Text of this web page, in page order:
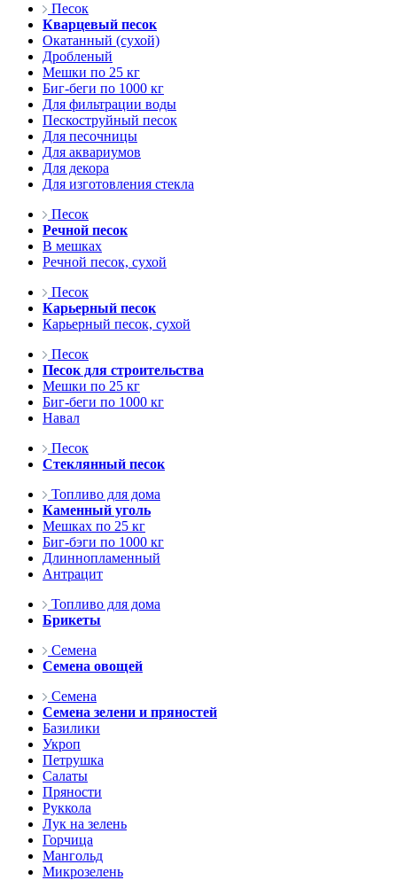
Песок
Кварцевый песок
Окатанный (сухой)
Дробленый
Мешки по 25 кг
Биг-беги по 1000 кг
Для фильтрации воды
Пескоструйный песок
Для песочницы
Для аквариумов
Для декора
Для изготовления стекла
Песок
Речной песок
В мешках
Речной песок, сухой
Песок
Карьерный песок
Карьерный песок, сухой
Песок
Песок для строительства
Мешки по 25 кг
Биг-беги по 1000 кг
Навал
Песок
Стеклянный песок
Топливо для дома
Каменный уголь
Мешках по 25 кг
Биг-бэги по 1000 кг
Длиннопламенный
Антрацит
Топливо для дома
Брикеты
Семена
Семена овощей
Семена
Семена зелени и пряностей
Базилики
Укроп
Петрушка
Салаты
Пряности
Руккола
Лук на зелень
Горчица
Мангольд
Микрозелень